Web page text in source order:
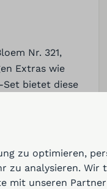
Nr. 321,
Extras wie
Set bietet diese
⭐️
Zwei
das dritte
ist,
zu optimieren,
zu analysieren. Wir
mit unseren